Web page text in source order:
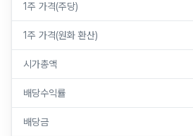
1주 가격(주당)
1주 가격(원화 환산)
시가총액
배당수익률
배당금